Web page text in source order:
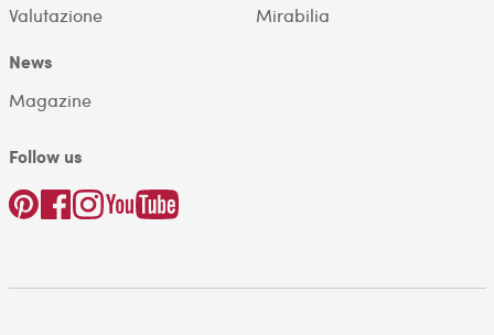
Valutazione
Mirabilia
News
Magazine
Follow us